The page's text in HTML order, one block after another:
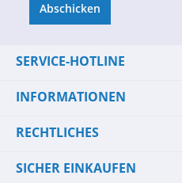
Abschicken
SERVICE-HOTLINE
INFORMATIONEN
RECHTLICHES
SICHER EINKAUFEN